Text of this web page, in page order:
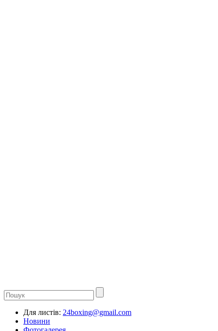
Для листів: 24boxing@gmail.com
Новини